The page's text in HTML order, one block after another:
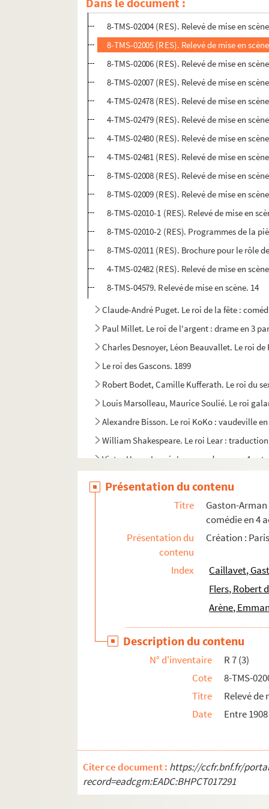
8-TMS-02003 (RES). Relevé de mise en
8-TMS-02004 (RES). Relevé de mise en
8-TMS-02005 (RES). Relevé de mise en
8-TMS-02006 (RES). Relevé de mise en
8-TMS-02007 (RES). Relevé de mise en
4-TMS-02478 (RES). Relevé de mise en
4-TMS-02479 (RES). Relevé de mise en
4-TMS-02480 (RES). Relevé de mise en
4-TMS-02481 (RES). Relevé de mise en
8-TMS-02008 (RES). Relevé de mise en
8-TMS-02009 (RES). Relevé de mise en
8-TMS-02010-1 (RES). Relevé de mise en
8-TMS-02010-2 (RES). Programmes de la
8-TMS-02011 (RES). Brochure pour le rôle
4-TMS-02482 (RES). Relevé de mise en
8-TMS-04579. Relevé de mise en scène. 14
Claude-André Puget. Le roi de la fête :
Paul Millet. Le roi de l'argent : drame en 3
Charles Desnoyer, Léon Beauvallet. Le roi
Le roi des Gascons. 1899
Robert Bodet, Camille Kufferath. Le roi du
Louis Marsolleau, Maurice Soulié. Le roi
Alexandre Bisson. Le roi KoKo : vaudeville en
William Shakespeare. Le roi Lear :
Victor Hugo. Le roi s'amuse : drame en 4
Octave Feuillet. Le roman d'un jeune
André de Lorde, André Heuzé. Le roman
Robert de Flers, Francis de Croisset.
Edmond Rostand. Les romanesques :
Jean Anouilh. Roméo et Jeannette : pièce en
André Bisson. Le rosaire : pièce en 3 actes
Max Maurey. Rosalie : comédie en 1 acte.
Lambert Thiboust, Aurélien Scholl.
Auguste Dorchain. Rose d'Automne :
Jacques Deval. La rose de septembre :
Ernest Blum. Rose Michel : drame en 5 actes.
Claiville, Théodore Barrière. Rosière et
Jules Mary, Emile Rochard. Roule-ta-
Henri Meilhac, Ludovic Halévy et Albert
Présentation du contenu
Titre
Gaston-
comédie en 4
Présentation du
contenu
Création :
Index
Caillavet,
Flers, Robert
Arène,
Description du contenu
N° d'inventaire
R 7 (3)
Cote
8-TMS-
Titre
Relevé de
Date
Entre
Citer ce document : https://ccfr.bnf.fr/
record=eadcgm:EADC:BHPCT017291